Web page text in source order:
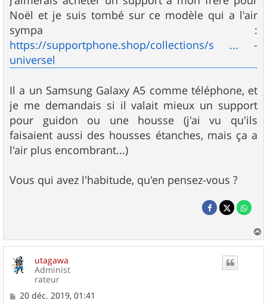
e
Noël et je suis tombé sur ce modèle qui a l'air
sympa :
https://supportphone.shop/collections/s ... -
universel
Il a un Samsung Galaxy A5 comme téléphone, et
je me demandais si il valait mieux un support
pour guidon ou une housse (j'ai vu qu'ils
faisaient aussi des housses étanches, mais ça a
l'air plus encombrant...)
Vous qui avez l'habitude, qu'en pensez-vous ?
a
utagawa
Administ
rateur
M
20 déc. 2019, 01:41